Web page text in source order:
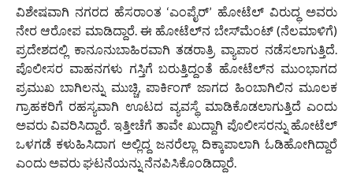
ವಿಶೇಷವಾಗಿ ನಗರದ ಹೆಸರಾಂತ ‘ಎಂಪೈರ್’ ಹೋಟೆಲ್ ವಿರುದ್ಧ ಅವರು
ನೇರ ಆರೋಪ ಮಾಡಿದ್ದಾರೆ. ಈ ಹೋಟೆಲ್‌ನ ಬೇಸ್‌ಮೆಂಟ್ (ನೆಲಮಾಳಿಗೆ)
ಪ್ರದೇಶದಲ್ಲಿ ಕಾನೂನುಬಾಹಿರವಾಗಿ ತಡರಾತ್ರಿ ವ್ಯಾಪಾರ ನಡೆಸಲಾಗುತ್ತಿದೆ.
ಪೊಲೀಸರ ವಾಹನಗಳು ಗಸ್ತಿಗೆ ಬರುತ್ತಿದ್ದಂತೆ ಹೋಟೆಲ್‌ನ ಮುಂಭಾಗದ
ಪ್ರಮುಖ ಬಾಗಿಲನ್ನು ಮುಚ್ಚಿ, ಪಾರ್ಕಿಂಗ್ ಜಾಗದ ಹಿಂಬಾಗಿಲಿನ ಮೂಲಕ
ಗ್ರಾಹಕರಿಗೆ ರಹಸ್ಯವಾಗಿ ಊಟದ ವ್ಯವಸ್ಥೆ ಮಾಡಿಕೊಡಲಾಗುತ್ತಿದೆ ಎಂದು
ಅವರು ವಿವರಿಸಿದ್ದಾರೆ. ಇತ್ತೀಚೆಗೆ ತಾವೇ ಖುದ್ದಾಗಿ ಪೊಲೀಸರನ್ನು ಹೋಟೆಲ್
ಒಳಗಡೆ ಕಳುಹಿಸಿದಾಗ ಅಲ್ಲಿದ್ದ ಜನರೆಲ್ಲಾ ದಿಕ್ಕಾಪಾಲಾಗಿ ಓಡಿಹೋಗಿದ್ದಾರೆ
ಎಂದು ಅವರು ಘಟನೆಯನ್ನು ನೆನಪಿಸಿಕೊಂಡಿದ್ದಾರೆ.